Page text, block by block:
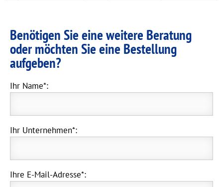
Benötigen Sie eine weitere Beratung
oder möchten Sie eine Bestellung
aufgeben?
Ihr Name*:
Ihr Unternehmen*:
Ihre E-Mail-Adresse*: